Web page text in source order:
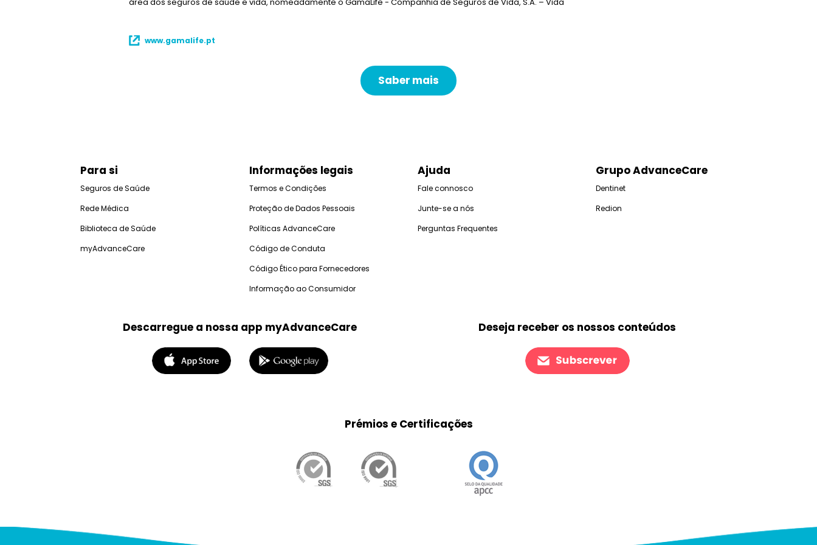
www.gamalife.pt
Saber mais
Para si
Seguros de Saúde
Rede Médica
Biblioteca de Saúde
myAdvanceCare
Informações legais
Termos e Condições
Proteção de Dados Pessoais
Políticas AdvanceCare
Código de Conduta
Código Ético para Fornecedores
Informação ao Consumidor
Ajuda
Fale connosco
Junte-se a nós
Perguntas Frequentes
Grupo AdvanceCare
Dentinet
Redion
Descarregue a nossa app myAdvanceCare Deseja receber os nossos conteúdos
Prémios e Certificações